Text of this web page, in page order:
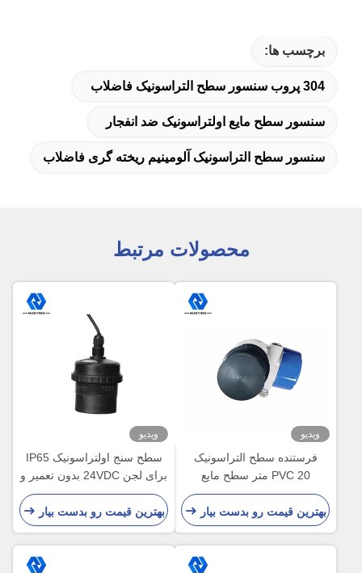
برچسب ها:
304 پروب سنسور سطح التراسونیک فاضلاب
سنسور سطح مایع اولتراسونیک ضد انفجار
سنسور سطح التراسونیک آلومینیم ریخته گری فاضلاب
محصولات مرتبط
ویدیو
فرستنده سطح التراسونیک
PVC 20 متر سطح مایع
التراسونیک با دقت بالا
بهترین قیمت رو بدست بیار
ویدیو
سطح سنج اولتراسونیک IP65
برای لجن 24VDC بدون تعمیر و
نگهداری
بهترین قیمت رو بدست بیار